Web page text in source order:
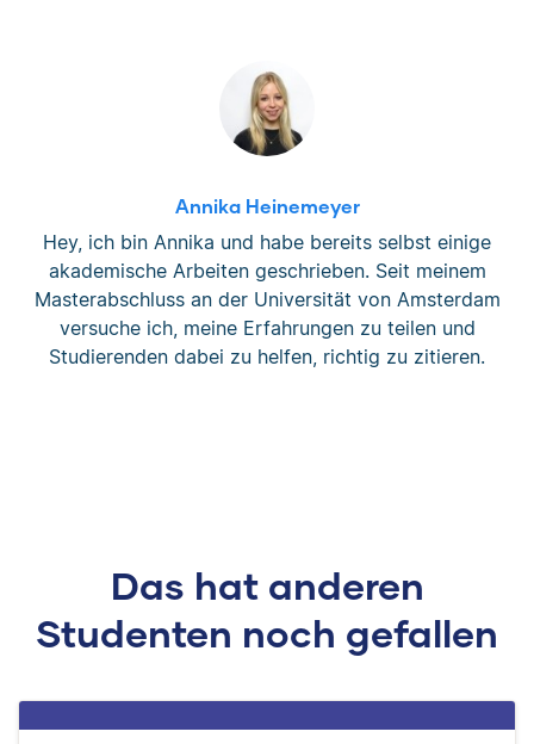
Annika Heinemeyer
Hey, ich bin Annika und habe bereits selbst einige
akademische Arbeiten geschrieben. Seit meinem
Masterabschluss an der Universität von Amsterdam
versuche ich, meine Erfahrungen zu teilen und
Studierenden dabei zu helfen, richtig zu zitieren.
Das hat anderen
Studenten noch gefallen